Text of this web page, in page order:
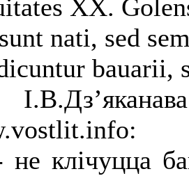
XX.
nati, sed
bauarii,
клічуцца